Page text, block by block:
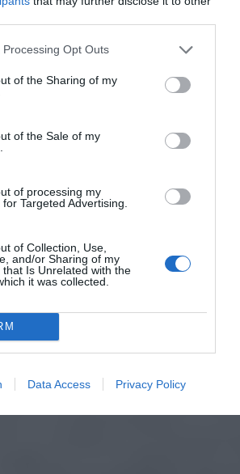
Opt Outs
of the Sharing of my
of the Sale of my
of processing my
Targeted Advertising.
of Collection, Use,
and/or Sharing of my
that Is Unrelated with the
it was collected.
Data Access Privacy Policy